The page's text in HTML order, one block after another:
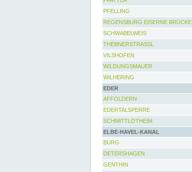
PFELLING
REGENSBURG EISERNE BRÜCKE
SCHWABELWEIS
THEBNERSTRASSL
VILSHOFEN
WILDUNGSMAUER
WILHERING
EDER
AFFOLDERN
EDERTALSPERRE
SCHMITTLOTHEIM
ELBE-HAVEL-KANAL
BURG
DETERSHAGEN
GENTHIN